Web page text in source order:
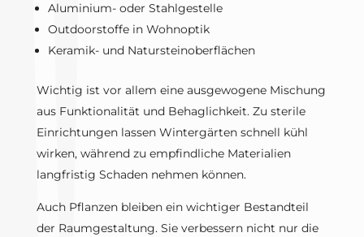
Aluminium- oder Stahlgestelle
Outdoorstoffe in Wohnoptik
Keramik- und Natursteinoberflächen
Wichtig ist vor allem eine ausgewogene Mischung
aus Funktionalität und Behaglichkeit. Zu sterile
Einrichtungen lassen Wintergärten schnell kühl
wirken, während zu empfindliche Materialien
langfristig Schaden nehmen können.
Auch Pflanzen bleiben ein wichtiger Bestandteil
der Raumgestaltung. Sie verbessern nicht nur die